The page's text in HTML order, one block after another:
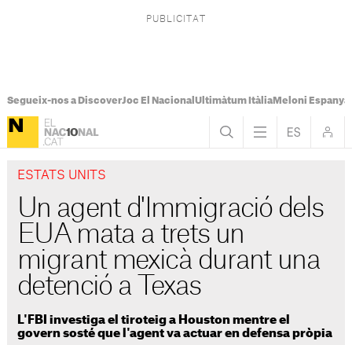
Segueix-nos a DiscoverJoc El Nacional Ultimàtum ItàliaMeloni Espanya
ESTATS UNITS
Un agent d'Immigració dels
EUA mata a trets un
migrant mexicà durant una
detenció a Texas
L'FBI investiga el tiroteig a Houston mentre el
govern sosté que l'agent va actuar en defensa pròpia